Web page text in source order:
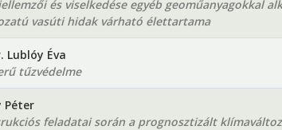
és viselkedése egyéb geoműanyagokkal
vasúti hidak várható élettartama
Lublóy Éva
tűzvédelme
Péter
feladatai során a prognosztizált